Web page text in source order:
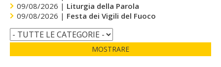
09/08/2026 | Liturgia della Parola
09/08/2026 | Festa dei Vigili del Fuoco
MOSTRARE